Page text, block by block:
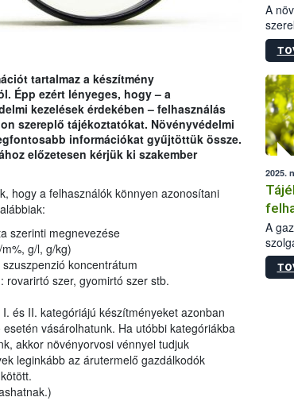
tartalmaz a készítmény
Épp ezért lényeges, hogy – a
kezelések érdekében – felhasználás
szereplő tájékoztatókat. Növényvédelmi
információkat gyűjtöttük össze.
előzetesen kérjük ki szakember
hogy a felhasználók könnyen azonosítani
szerinti megnevezése
g/l, g/kg)
koncentrátum
szer, gyomirtó szer stb.
és II. kategóriájú készítményeket azonban
vásárolhatunk. Ha utóbbi kategóriákba
akkor növényorvosi vénnyel tudjuk
leginkább az árutermelő gazdálkodók
A
kis
2025.
A
nem